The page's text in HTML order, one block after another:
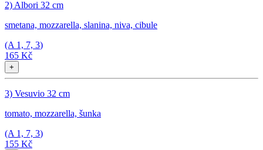
2) Albori 32 cm
smetana, mozzarella, slanina, niva, cibule
(A 1, 7, 3)
165 Kč
+
3) Vesuvio 32 cm
tomato, mozzarella, šunka
(A 1, 7, 3)
155 Kč